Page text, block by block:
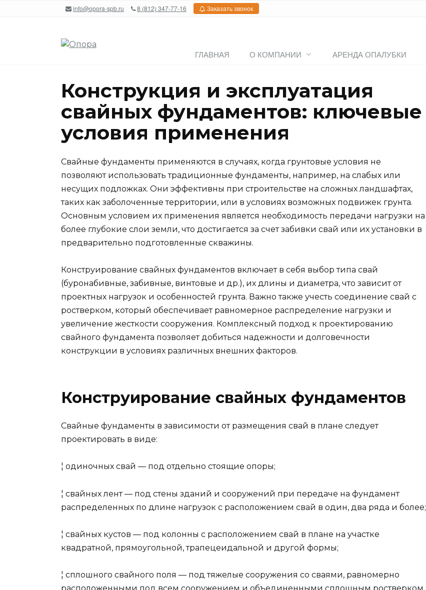
info@opora-spb.ru 8 (812) 347-77-16 Заказать звонок
ГЛАВНАЯ О КОМПАНИИ АРЕНДА ОПАЛУБКИ
Конструкция и эксплуатация
свайных фундаментов: ключевые
условия применения
Свайные фундаменты применяются в случаях, когда грунтовые условия не
позволяют использовать традиционные фундаменты, например, на слабых или
несущих подложках. Они эффективны при строительстве на сложных ландшафтах,
таких как заболоченные территории, или в условиях возможных подвижек грунта.
Основным условием их применения является необходимость передачи нагрузки на
более глубокие слои земли, что достигается за счет забивки свай или их установки в
предварительно подготовленные скважины.
Конструирование свайных фундаментов включает в себя выбор типа свай
(буронабивные, забивные, винтовые и др.), их длины и диаметра, что зависит от
проектных нагрузок и особенностей грунта. Важно также учесть соединение свай с
ростверком, который обеспечивает равномерное распределение нагрузки и
увеличение жесткости сооружения. Комплексный подход к проектированию
свайного фундамента позволяет добиться надежности и долговечности
конструкции в условиях различных внешних факторов.
Конструирование свайных фундаментов
Свайные фундаменты в зависимости от размещения свай в плане следует
проектировать в виде:
¦ одиночных свай — под отдельно стоящие опоры;
¦ свайных лент — под стены зданий и сооружений при передаче на фундамент
распределенных по длине нагрузок с расположением свай в один, два ряда и более;
¦ свайных кустов — под колонны с расположением свай в плане на участке
квадратной, прямоугольной, трапецеидальной и другой формы;
¦ сплошного свайного поля — под тяжелые сооружения со сваями, равномерно